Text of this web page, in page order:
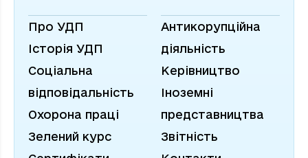
Про УДП
Історія УДП
Соціальна
відповідальність
Охорона праці
Зелений курс
Антикорупційна
діяльність
Керівництво
Іноземні
представництва
Звітність